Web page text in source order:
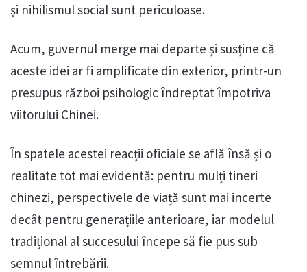
și nihilismul social sunt periculoase.
Acum, guvernul merge mai departe și susține că
aceste idei ar fi amplificate din exterior, printr-un
presupus război psihologic îndreptat împotriva
viitorului Chinei.
În spatele acestei reacții oficiale se află însă și o
realitate tot mai evidentă: pentru mulți tineri
chinezi, perspectivele de viață sunt mai incerte
decât pentru generațiile anterioare, iar modelul
tradițional al succesului începe să fie pus sub
semnul întrebării.